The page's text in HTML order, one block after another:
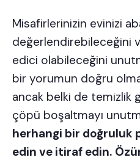
Misafirlerinizin evinizi
değerlendirebileceğini
edici olabileceğini
bir yorumun doğru
ancak belki de temizlik
çöpü boşaltmayı
herhangi bir doğruluk
edin ve itiraf edin.